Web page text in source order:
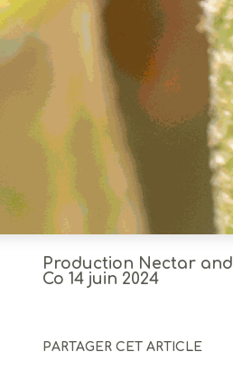
Production Nectar and
Co 14 juin 2024
PARTAGER CET ARTICLE